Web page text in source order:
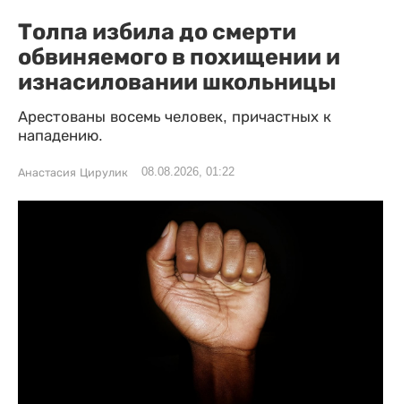
Толпа избила до смерти
обвиняемого в похищении и
изнасиловании школьницы
Арестованы восемь человек, причастных к
нападению.
Анастасия Цирулик 08.08.2026, 01:22